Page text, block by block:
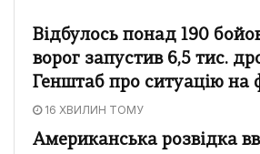
Відбулось понад 190
ворог запустив 6,5 тис.
Генштаб про ситуацію на
16 ХВИЛИН ТОМУ
Американська розвідка